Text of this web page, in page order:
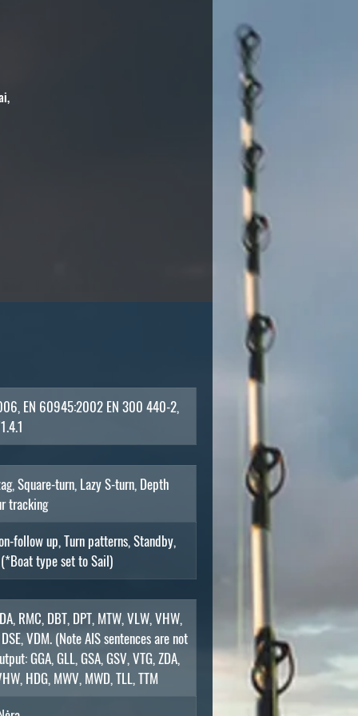
EN 60945:2002 EN 300 440-2,
Square-turn, Lazy S-turn, Depth
tracking
follow up, Turn patterns, Standby,
type set to Sail)
RMC, DBT, DPT, MTW, VLW, VHW,
VDM. (Note AIS sentences are not
GGA, GLL, GSA, GSV, VTG, ZDA,
HDG, MWV, MWD, TLL, TTM